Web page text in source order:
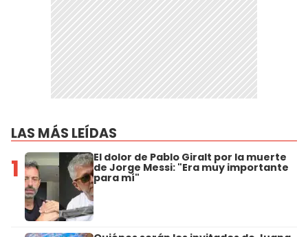
LAS MÁS LEÍDAS
1 El dolor de Pablo Giralt por la muerte
de Jorge Messi: "Era muy importante
para mí"